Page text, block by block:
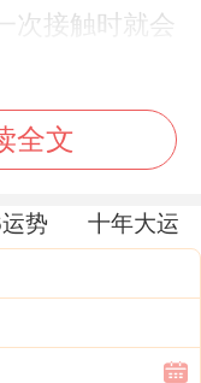
次接触时就会
钻进去、感
大贵的生活~
狗的人和属兔
互扶持的伴
人意，能够很
重和忠诚.
全文
势 十年大运